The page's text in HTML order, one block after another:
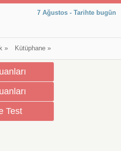
7 Ağustos - Tarihte bugün
» Kütüphane»
Test